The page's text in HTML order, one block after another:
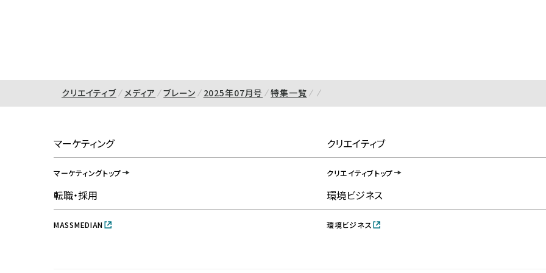
クリエイティブ メディア ブレーン 2025年07月号 特集一覧
マーケティング
マーケティングトップ
クリエイティブ
クリエイティブトップ
転職・採用
MASSMEDIAN
環境ビジネス
環境ビジネス